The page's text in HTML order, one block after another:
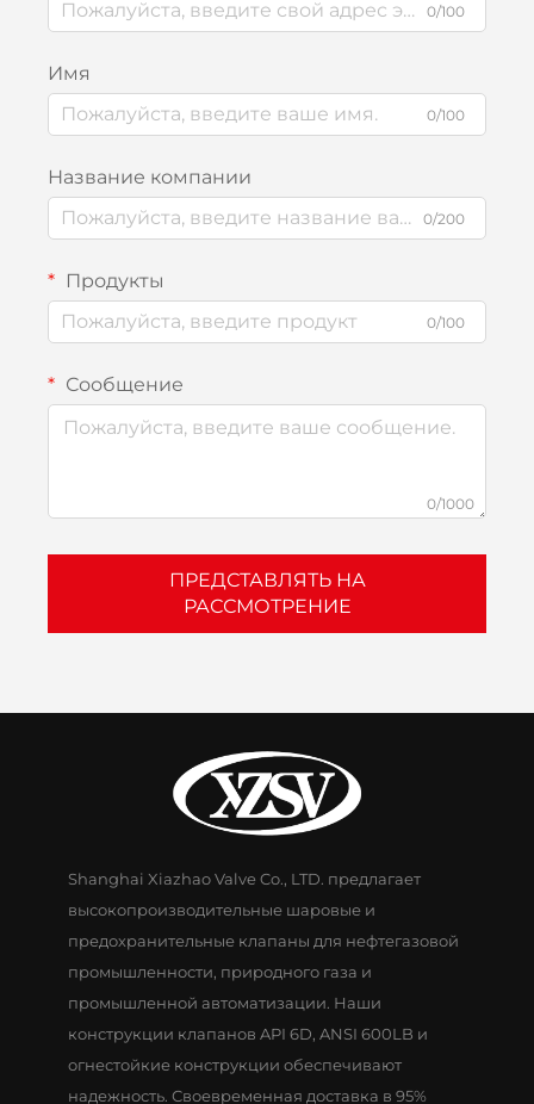
0/100
Имя
0/100
Название компании
0/200
Продукты
0/100
Сообщение
0/1000
ПРЕДСТАВЛЯТЬ НА
РАССМОТРЕНИЕ
Shanghai Xiazhao Valve Co., LTD. предлагает
высокопроизводительные шаровые и
предохранительные клапаны для нефтегазовой
промышленности, природного газа и
промышленной автоматизации. Наши
конструкции клапанов API 6D, ANSI 600LB и
огнестойкие конструкции обеспечивают
надежность. Своевременная доставка в 95%